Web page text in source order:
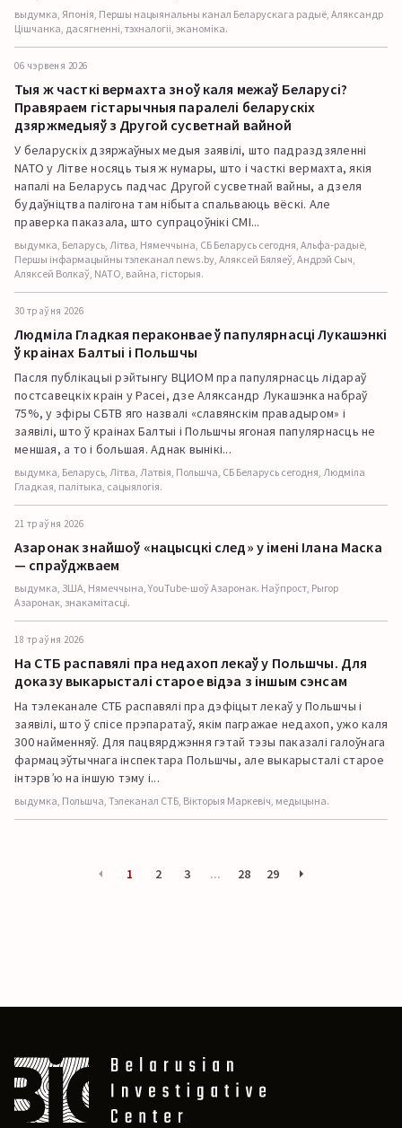
выдумка, Японія, Першы нацыянальны канал Беларускага радыё, Аляксандр
Цішчанка, дасягненні, тэхналогіі, эканоміка.
06 чэрвеня 2026
Тыя ж часткі вермахта зноў каля межаў Беларусі?
Правяраем гістарычныя паралелі беларускіх
дзяржмедыяў з Другой сусветнай вайной
У беларускіх дзяржаўных медыя заявілі, што падраздзяленні
NATO у Літве носяць тыя ж нумары, што і часткі вермахта, якія
напалі на Беларусь падчас Другой сусветнай вайны, а дзеля
будаўніцтва палігона там нібыта спальваюць вёскі. Але
праверка паказала, што супрацоўнікі СМІ...
выдумка, Беларусь, Літва, Нямеччына, СБ Беларусь сегодня, Альфа-радыё,
Першы інфармацыйны тэлеканал news.by, Аляксей Бяляеў, Андрэй Сыч,
Аляксей Волкаў, NATO, вайна, гісторыя.
30 траўня 2026
Людміла Гладкая пераконвае ў папулярнасці Лукашэнкі
ў краінах Балтыі і Польшчы
Пасля публікацыі рэйтынгу ВЦИОМ пра папулярнасць лідараў
постсавецкіх краін у Расеі, дзе Аляксандр Лукашэнка набраў
75%, у эфіры СБТВ яго назвалі «славянскім правадыром» і
заявілі, што ў краінах Балтыі і Польшчы ягоная папулярнасць не
меншая, а то і большая. Аднак вынікі...
выдумка, Беларусь, Літва, Латвія, Польшча, СБ Беларусь сегодня, Людміла
Гладкая, палітыка, сацыялогія.
21 траўня 2026
Азаронак знайшоў «нацысцкі след» у імені Ілана Маска
— спраўджваем
выдумка, ЗША, Нямеччына, YouTube-шоў Азаронак. Наўпрост, Рыгор
Азаронак, знакамітасці.
18 траўня 2026
На СТБ распавялі пра недахоп лекаў у Польшчы. Для
доказу выкарысталі старое відэа з іншым сэнсам
На тэлеканале СТБ распавялі пра дэфіцыт лекаў у Польшчы і
заявілі, што ў спісе прэпаратаў, якім пагражае недахоп, ужо каля
300 найменняў. Для пацвярджэння гэтай тэзы паказалі галоўнага
фармацэўтычнага інспектара Польшчы, але выкарысталі старое
інтэрв’ю на іншую тэму і...
выдумка, Польшча, Тэлеканал СТБ, Вікторыя Маркевіч, медыцына.
1 2 3 ... 28 29